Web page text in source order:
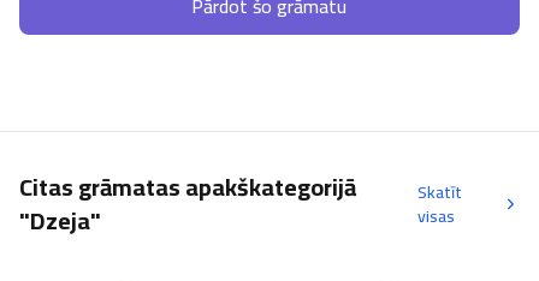
Citas grāmatas apakškategorijā
"Dzeja"
Skatīt
visas